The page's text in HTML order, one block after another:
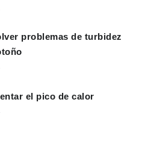
problemas de turbidez
el pico de calor